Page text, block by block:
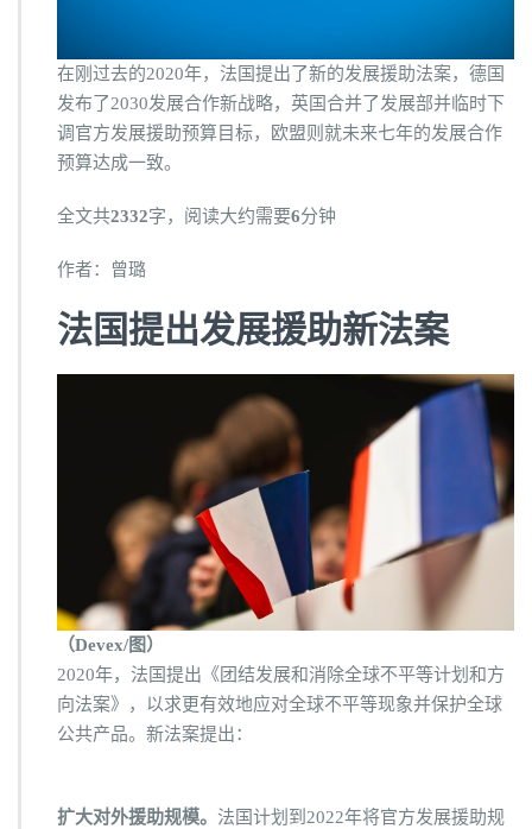
在刚过去的2020年，法国提出了新的发展援助法案，德国
发布了2030发展合作新战略，英国合并了发展部并临时下
调官方发展援助预算目标，欧盟则就未来七年的发展合作
预算达成一致。
全文共2332字，阅读大约需要6分钟
作者：曾璐
法国提出发展援助新法案
（Devex/图）
2020年，法国提出《团结发展和消除全球不平等计划和方
向法案》，以求更有效地应对全球不平等现象并保护全球
公共产品。新法案提出：
扩大对外援助规模。 法国计划到2022年将官方发展援助规